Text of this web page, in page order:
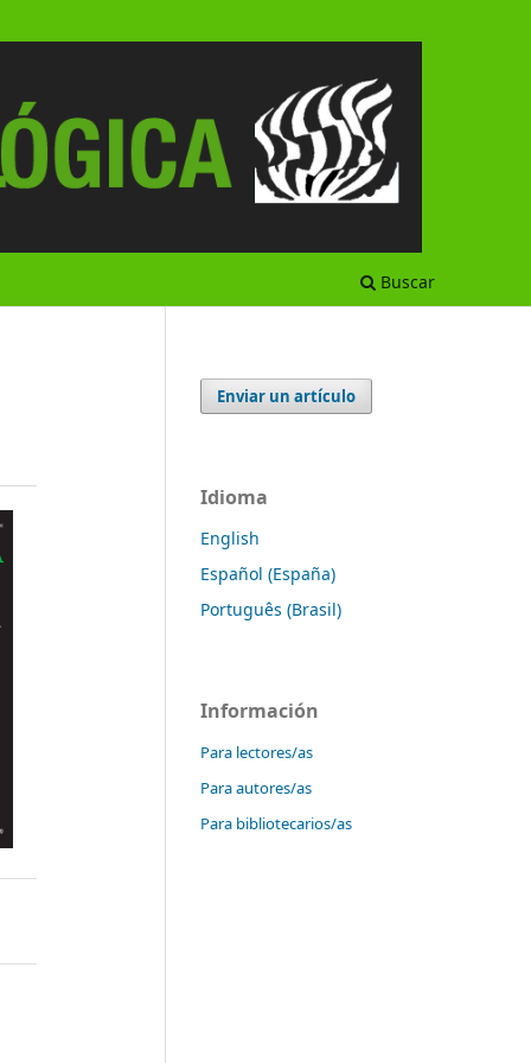
Buscar
Enviar un artículo
Idioma
English
Español (España)
Português (Brasil)
Información
Para lectores/as
Para autores/as
Para bibliotecarios/as